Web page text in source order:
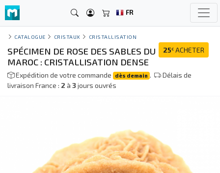
FR
CATALOGUE CRISTAUX CRISTALLISATION
25€ ACHETER
SPÉCIMEN DE ROSE DES SABLES DU
MAROC : CRISTALLISATION DENSE
Expédition de votre commande dès demain .
Délais de
livraison France : 2 à 3jours ouvrés